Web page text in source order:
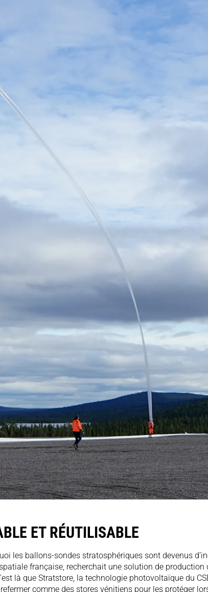
ET RÉUTILISABLE
les ballons-sondes stratosphériques sont devenus
spatiale française, recherchait une solution de production
là que Stratstore, la technologie photovoltaïque du
comme des stores vénitiens pour les protéger